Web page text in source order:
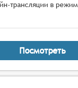
трансляции в
Посмотреть